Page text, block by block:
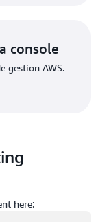
console
gestion AWS.
here: